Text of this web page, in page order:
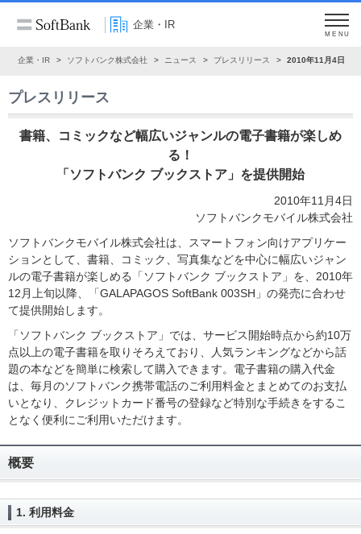
企業・IR
MENU
企業・IR ソフトバンク株式会社 ニュース プレスリリース 2010年11月4日
プレスリリース
書籍、コミックなど幅広いジャンルの電子書籍が楽しめ
る！
「ソフトバンク ブックストア」を提供開始
2010年11月4日
ソフトバンクモバイル株式会社
ソフトバンクモバイル株式会社は、スマートフォン向けアプリケー
ションとして、書籍、コミック、写真集などを中心に幅広いジャン
ルの電子書籍が楽しめる「ソフトバンク ブックストア」を、2010年
12月上旬以降、「GALAPAGOS SoftBank 003SH」の発売に合わせ
て提供開始します。
「ソフトバンク ブックストア」では、サービス開始時点から約10万
点以上の電子書籍を取りそろえており、人気ランキングなどから話
題の本などを簡単に検索して購入できます。電子書籍の購入代金
は、毎月のソフトバンク携帯電話のご利用料金とまとめてのお支払
いとなり、クレジットカード番号の登録など特別な手続きをするこ
となく便利にご利用いただけます。
概要
1. 利用料金